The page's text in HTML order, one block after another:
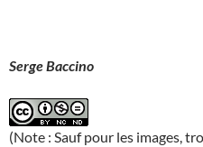
Serge Baccino
(Note : Sauf pour les images,